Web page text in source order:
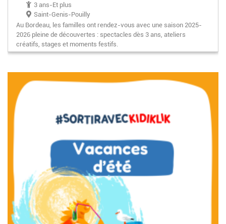
3 ans-Et plus
Saint-Genis-Pouilly
Au Bordeau, les familles ont rendez-vous avec une saison 2025-
2026 pleine de découvertes : spectacles dès 3 ans, ateliers
créatifs, stages et moments festifs.